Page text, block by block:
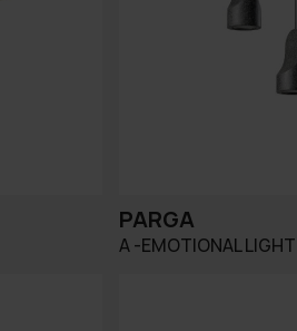
PARGA
A -EMOTIONAL LIGHT